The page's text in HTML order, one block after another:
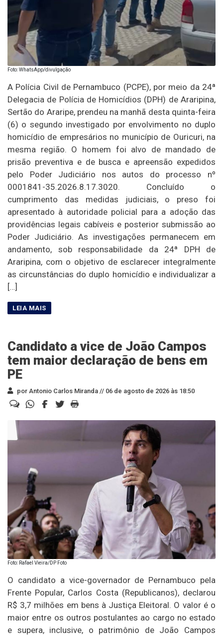
Foto: WhatsApp/divulgação
A Polícia Civil de Pernambuco (PCPE), por meio da 24ª
Delegacia de Polícia de Homicídios (DPH) de Araripina,
Sertão do Araripe, prendeu na manhã desta quinta-feira
(6) o segundo investigado por envolvimento no duplo
homicídio de empresários no município de Ouricuri, na
mesma região. O homem foi alvo de mandado de
prisão preventiva e de busca e apreensão expedidos
pelo Poder Judiciário nos autos do processo nº
0001841-35.2026.8.17.3020. Concluído o
cumprimento das medidas judiciais, o preso foi
apresentado à autoridade policial para a adoção das
providências legais cabíveis e posterior submissão ao
Poder Judiciário. As investigações permanecem em
andamento, sob responsabilidade da 24ª DPH de
Araripina, com o objetivo de esclarecer integralmente
as circunstâncias do duplo homicídio e individualizar a
[…]
Candidato a vice de João Campos
tem maior declaração de bens em
PE
por Antonio Carlos Miranda // 06 de agosto de 2026 às 18:50
Foto: Rafael Vieira/DP Foto
O candidato a vice-governador de Pernambuco pela
Frente Popular, Carlos Costa (Republicanos), declarou
R$ 3,7 milhões em bens à Justiça Eleitoral. O valor é o
maior entre os outros postulantes ao cargo no estado
e supera, inclusive, o patrimônio de João Campos